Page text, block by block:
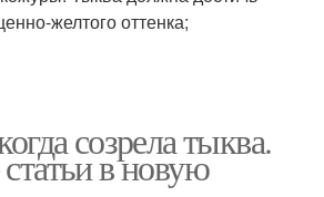
желтого оттенка;
созрела тыква.
в новую